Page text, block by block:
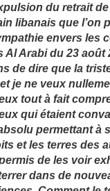
du retrait de
libanais que l’on
envers les
Al Arabi du 23 août
de dire que la
je ne veux
tout à fait
qui étaient
permettant à
et les terres des
de les voir
dans de